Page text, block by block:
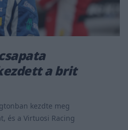
a brit
kezdte meg
és a Virtuosi Racing